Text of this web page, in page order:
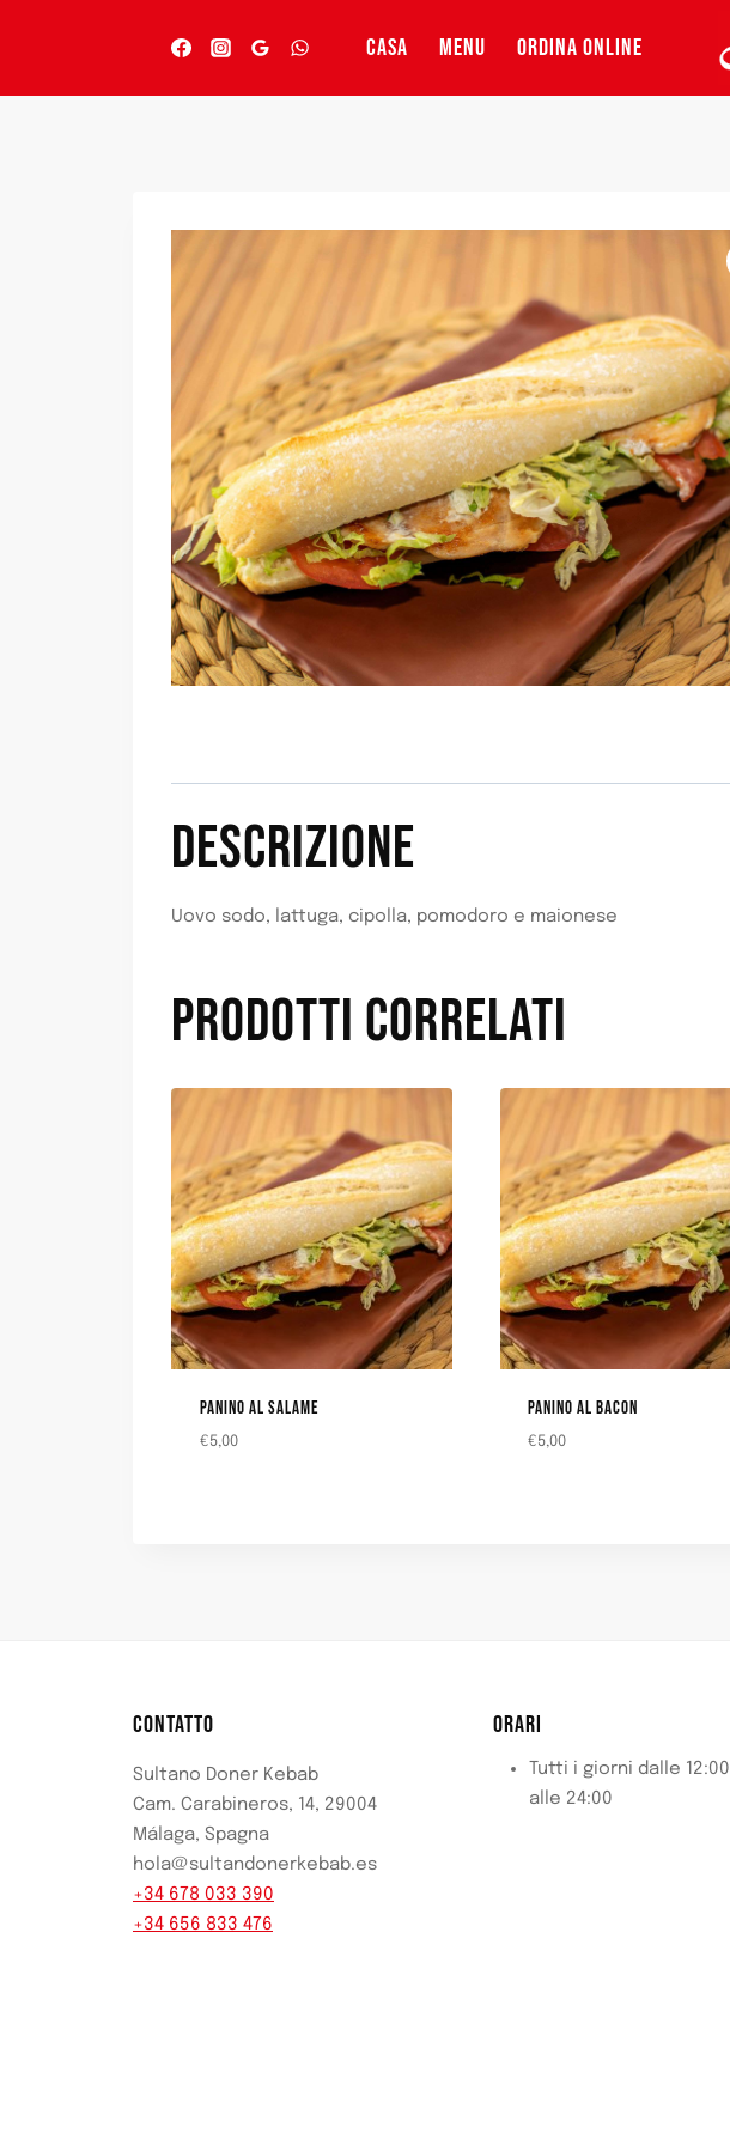
CASA MENU ORDINA ONLINE
DESCRIZIONE
Uovo sodo, lattuga, cipolla, pomodoro e maionese
PRODOTTI CORRELATI
PANINO AL SALAME
€5,00
PANINO AL BACON
€5,00
CONTATTO
Sultano Doner Kebab
Cam. Carabineros, 14, 29004
Málaga, Spagna
hola@sultandonerkebab.es
+34 678 033 390
+34 656 833 476
ORARI
Tutti i giorni dalle 12:00
alle 24:00